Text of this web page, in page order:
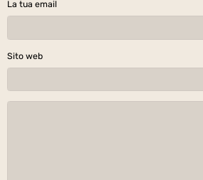
La tua email
Sito web